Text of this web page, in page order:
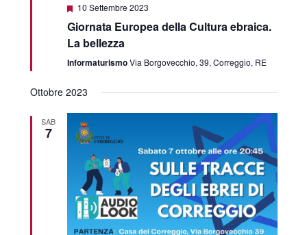
Featured
10 Settembre 2023
Giornata Europea della Cultura ebraica.
La bellezza
InformaturismoVia Borgovecchio, 39, Correggio, RE
Ottobre 2023
SAB
7